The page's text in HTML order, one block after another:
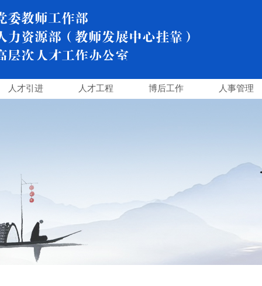
人才引进 人才工程 博后工作 人事管理